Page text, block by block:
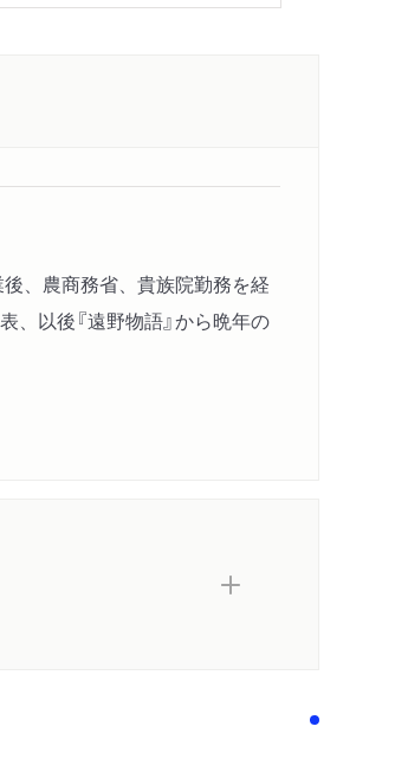
、農商務省、貴族院勤務を経
以後『遠野物語』から晩年の